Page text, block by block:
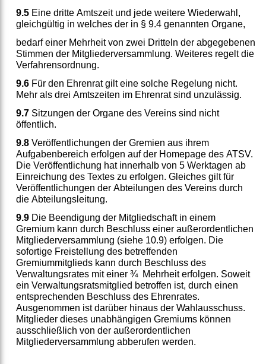
9.5Eine dritte Amtszeit und jede weitere Wiederwahl,
gleichgültig in welches der in § 9.4 genannten Organe,
bedarf einer Mehrheit von zwei Dritteln der abgegebenen
Stimmen der Mitgliederversammlung. Weiteres regelt die
Verfahrensordnung.
9.6Für den Ehrenrat gilt eine solche Regelung nicht.
Mehr als drei Amtszeiten im Ehrenrat sind unzulässig.
9.7Sitzungen der Organe des Vereins sind nicht
öffentlich.
9.8Veröffentlichungen der Gremien aus ihrem
Aufgabenbereich erfolgen auf der Homepage des ATSV.
Die Veröffentlichung hat innerhalb von 5 Werktagen ab
Einreichung des Textes zu erfolgen. Gleiches gilt für
Veröffentlichungen der Abteilungen des Vereins durch
die Abteilungsleitung.
9.9Die Beendigung der Mitgliedschaft in einem
Gremium kann durch Beschluss einer außerordentlichen
Mitgliederversammlung (siehe 10.9) erfolgen. Die
sofortige Freistellung des betreffenden
Gremiummitglieds kann durch Beschluss des
Verwaltungsrates mit einer ¾ Mehrheit erfolgen. Soweit
ein Verwaltungsratsmitglied betroffen ist, durch einen
entsprechenden Beschluss des Ehrenrates.
Ausgenommen ist darüber hinaus der Wahlausschuss.
Mitglieder dieses unabhängigen Gremiums können
ausschließlich von der außerordentlichen
Mitgliederversammlung abberufen werden.